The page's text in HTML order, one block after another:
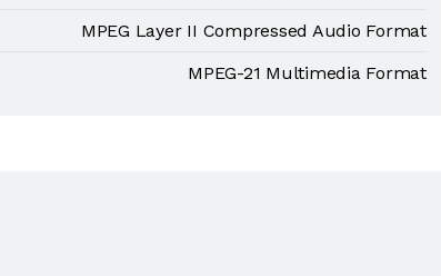
MPEG Layer II Compressed Audio Format
MPEG-21 Multimedia Format